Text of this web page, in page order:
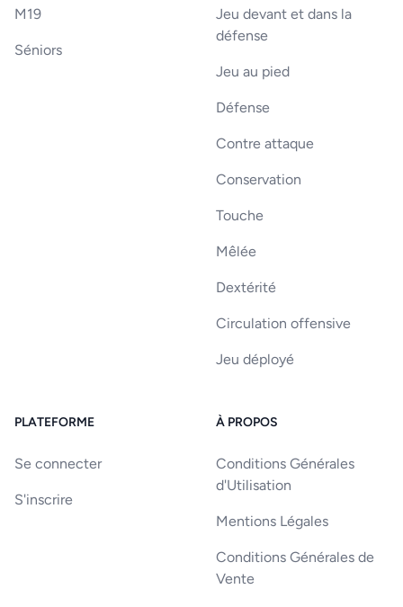
M19
Séniors
Jeu devant et dans la
défense
Jeu au pied
Défense
Contre attaque
Conservation
Touche
Mêlée
Dextérité
Circulation offensive
Jeu déployé
PLATEFORME
Se connecter
S'inscrire
À PROPOS
Conditions Générales
d'Utilisation
Mentions Légales
Conditions Générales de
Vente